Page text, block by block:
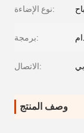
نوع الإضاءة:
برمجة:
الاتصال:
وصف المنتج